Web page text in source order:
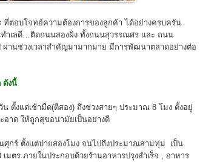
ที่ตอบโจทย์ความต้องการของลูกค้า ได้อย่างครบครัน
ทำเลดี…ติดถนนสองฝั่ง ทั้งถนนสุวรรณศร และ ถนน
ผ่านช่วงเวลาสำคัญมามากมาย มีการพัฒนาตลาดอย่างต่อ
ดังนี้
ตั้งแต่เช้ามืด(ตีสอง) ถึงช่วงสายๆ ประมาณ 8 โมง ตั้งอยู่
อาด ให้ถูกสุขอนามัยเป็นอย่างดี
กร์ ตั้งแต่บ่ายสองโมง จนไปถึงประมาณสามทุ่ม เป็น
มตร ภายในประกอบด้วยร้านอาหารปรุงสำเร็จ , อาหาร